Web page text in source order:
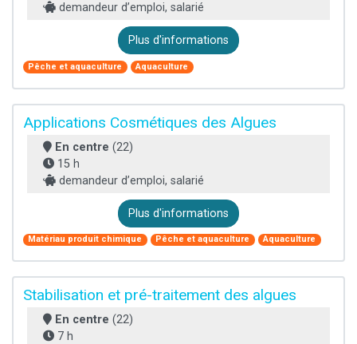
demandeur d’emploi, salarié
Plus d'informations
Pêche et aquaculture Aquaculture
Applications Cosmétiques des Algues
En centre (22)
15 h
demandeur d’emploi, salarié
Plus d'informations
Matériau produit chimique Pêche et aquaculture Aquaculture
Stabilisation et pré-traitement des algues
En centre (22)
7 h